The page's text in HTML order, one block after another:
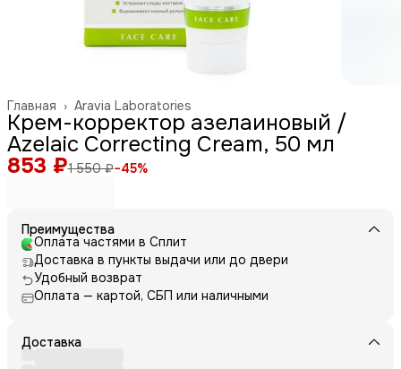
Aravia Laboratories
Главная ›
Крем-корректор азелаиновый /
Azelaic Correcting Cream, 50 мл
853 ₽1 550 ₽−45%
Преимущества
Оплата частями в Сплит
Доставка в пункты выдачи или до двери
Удобный возврат
Оплата — картой, СБП или наличными
Доставка